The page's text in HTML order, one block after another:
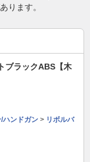
ります。
ブラックABS【木
ハンドガン > リボルバ